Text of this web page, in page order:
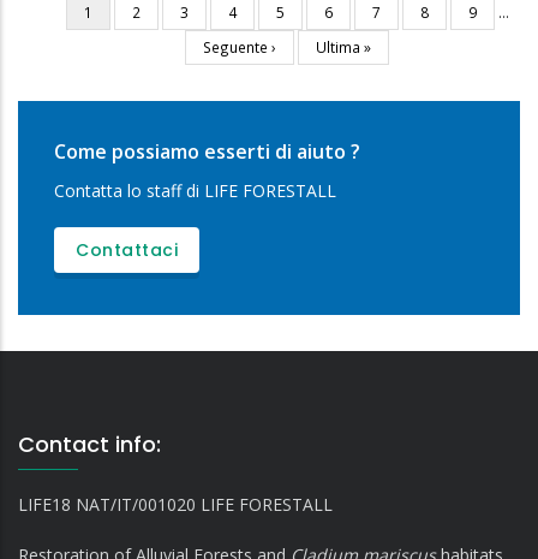
Paginazione
Pagina
attuale
1 Pagina
2 Pagina
3 Pagina
4 Pagina
5 Pagina
6 Pagina
7 Pagina
8 Pagina
9
…
Pagina
successiva
Seguente ›
Ultima
pagina
Ultima »
Come possiamo esserti di aiuto ?
Contatta lo staff di LIFE FORESTALL
Contattaci
Contact info:
LIFE18 NAT/IT/001020 LIFE FORESTALL